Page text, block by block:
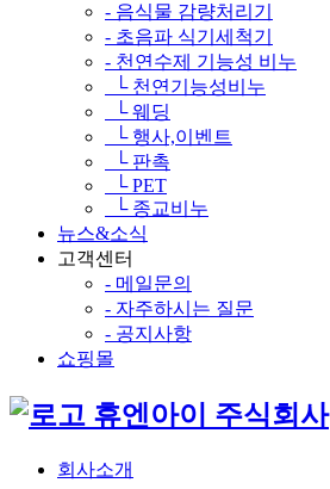
- 음식물 감량처리기
- 초음파 식기세척기
- 천연수제 기능성 비누
└ 천연기능성비누
└ 웨딩
└ 행사,이벤트
└ 판촉
└ PET
└ 종교비누
뉴스&소식
고객센터
- 메일문의
- 자주하시는 질문
- 공지사항
쇼핑몰
휴엔아이 주식회사
회사소개